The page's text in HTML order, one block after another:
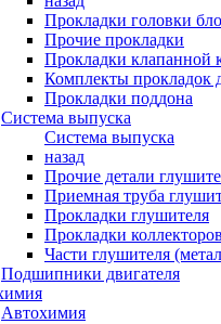
Прокладки головки
Прочие прокладки
Прокладки клапанной
Комплекты прокладок
Прокладки поддона
Система выпуска
Система выпуска
назад
Прочие детали
Приемная труба
Прокладки глушителя
Прокладки коллекторов
Части глушителя
Подшипники двигателя
Автохимия